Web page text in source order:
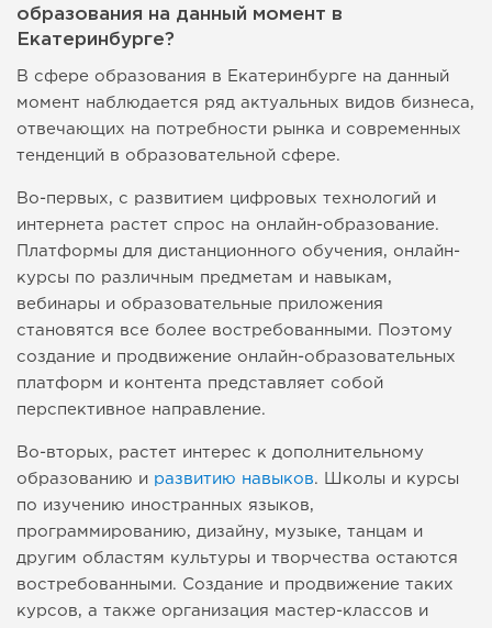
образования на данный момент в
Екатеринбурге?
В сфере образования в Екатеринбурге на данный
момент наблюдается ряд актуальных видов бизнеса,
отвечающих на потребности рынка и современных
тенденций в образовательной сфере.
Во-первых, с развитием цифровых технологий и
интернета растет спрос на онлайн-образование.
Платформы для дистанционного обучения, онлайн-
курсы по различным предметам и навыкам,
вебинары и образовательные приложения
становятся все более востребованными. Поэтому
создание и продвижение онлайн-образовательных
платформ и контента представляет собой
перспективное направление.
Во-вторых, растет интерес к дополнительному
образованию и развитию навыков. Школы и курсы
по изучению иностранных языков,
программированию, дизайну, музыке, танцам и
другим областям культуры и творчества остаются
востребованными. Создание и продвижение таких
курсов, а также организация мастер-классов и